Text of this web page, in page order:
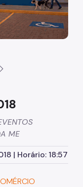
ME
| Horário: 18:57